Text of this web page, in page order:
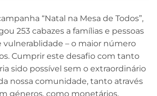
“Natal na Mesa de Todos”,
253 cabazes a famílias e pessoas
vulnerablidade – o maior número
Cumprir este desafio com tanto
sido possível sem o extraordinário
nossa comunidade, tanto através
géneros, como monetários,